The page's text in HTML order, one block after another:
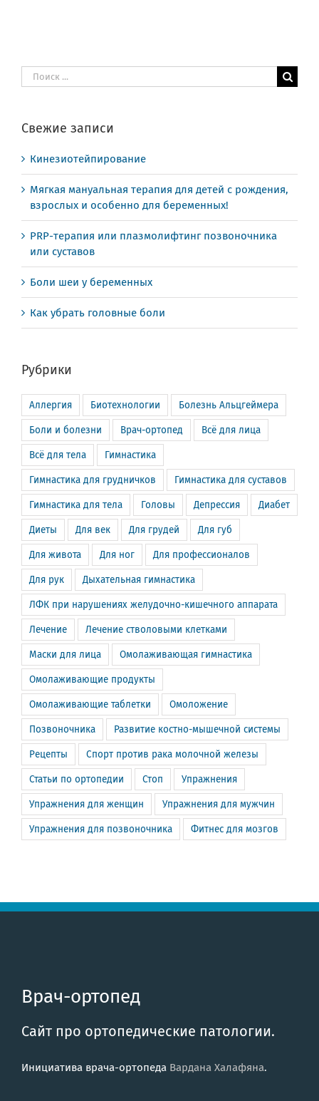
Результат
поиска:
Свежие записи
Кинезиотейпирование
Мягкая мануальная терапия для детей с рождения,
взрослых и особенно для беременных!
PRP-терапия или плазмолифтинг позвоночника
или суставов
Боли шеи у беременных
Как убрать головные боли
Рубрики
Аллергия Биотехнологии Болезнь Альцгеймера
Боли и болезни Врач-ортопед Всё для лица
Всё для тела Гимнастика
Гимнастика для грудничков Гимнастика для суставов
Гимнастика для тела Головы Депрессия Диабет
Диеты Для век Для грудей Для губ
Для живота Для ног Для профессионалов
Для рук Дыхательная гимнастика
ЛФК при нарушениях желудочно-кишечного аппарата
Лечение Лечение стволовыми клетками
Маски для лица Омолаживающая гимнастика
Омолаживающие продукты
Омолаживающие таблетки Омоложение
Позвоночника Развитие костно-мышечной системы
Рецепты Спорт против рака молочной железы
Статьи по ортопедии Стоп Упражнения
Упражнения для женщин Упражнения для мужчин
Упражнения для позвоночника Фитнес для мозгов
Врач-ортопед
Сайт про ортопедические патологии.
Инициатива врача-ортопеда Вардана Халафяна.